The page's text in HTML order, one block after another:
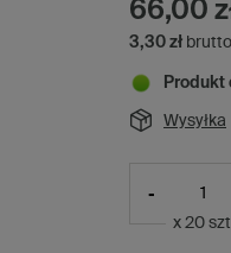
66,00
3,30 zł
Produkt
Wysyłka
-
x 20